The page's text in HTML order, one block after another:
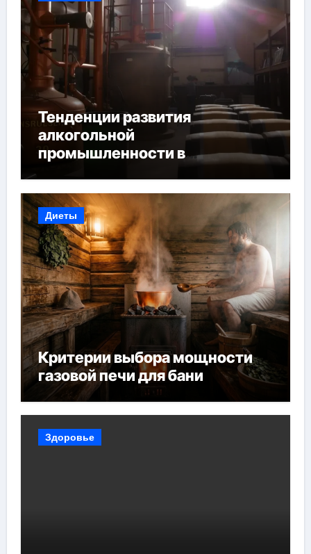
Тенденции развития
алкогольной
промышленности в
Диеты
Критерии выбора мощности
газовой печи для бани
Здоровье